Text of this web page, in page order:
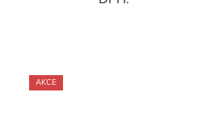
AKCE